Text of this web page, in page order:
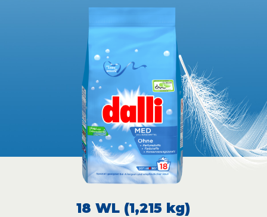
18 WL (1,215 kg)